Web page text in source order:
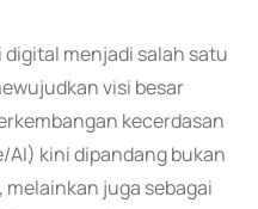
menjadi salah satu
visi besar
kecerdasan
kini dipandang bukan
juga sebagai